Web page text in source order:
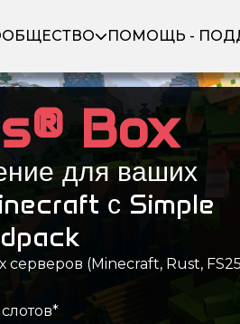
ПОМОЩЬ -
Box
для ваших
с Simple
(Minecraft, Rust,